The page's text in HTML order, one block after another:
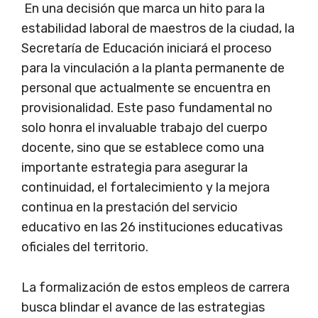
En una decisión que marca un hito para la
estabilidad laboral de maestros de la ciudad, la
Secretaría de Educación iniciará el proceso
para la vinculación a la planta permanente de
personal que actualmente se encuentra en
provisionalidad. Este paso fundamental no
solo honra el invaluable trabajo del cuerpo
docente, sino que se establece como una
importante estrategia para asegurar la
continuidad, el fortalecimiento y la mejora
continua en la prestación del servicio
educativo en las 26 instituciones educativas
oficiales del territorio.
La formalización de estos empleos de carrera
busca blindar el avance de las estrategias